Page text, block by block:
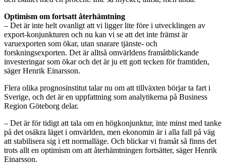
Optimism om fortsatt återhämtning
– Det är inte helt ovanligt att vi ligger lite före i utvecklingen av
export-konjunkturen och nu kan vi se att det inte främst är
varuexporten som ökar, utan snarare tjänste- och
forskningsexporten. Det är alltså omvärldens framåtblickande
investeringar som ökar och det är ju ett gott tecken för framtiden,
säger Henrik Einarsson.
Flera olika prognosinstitut talar nu om att tillväxten börjar ta fart i
Sverige, och det är en uppfattning som analytikerna på Business
Region Göteborg delar.
– Det är för tidigt att tala om en högkonjunktur, inte minst med tanke
på det osäkra läget i omvärlden, men ekonomin är i alla fall på väg
att stabilisera sig i ett normalläge. Och blickar vi framåt så finns det
trots allt en optimism om att återhämtningen fortsätter, säger Henrik
Einarsson.